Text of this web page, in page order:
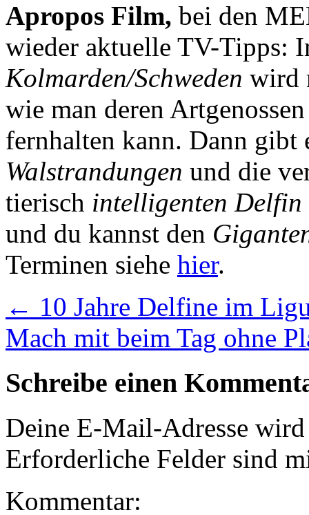
Apropos Film, bei den
wieder aktuelle TV-Tipps:
Kolmarden/Schweden wird
wie man deren
fernhalten kann. Dann gibt
Walstrandungen und die
tierisch intelligenten Delfin
und du kannst den
Terminen siehe hier.
← 10 Jahre Delfine im
Mach mit beim Tag ohne
Schreibe einen
Deine E-Mail-Adresse
Erforderliche Felder sind
Kommentar: